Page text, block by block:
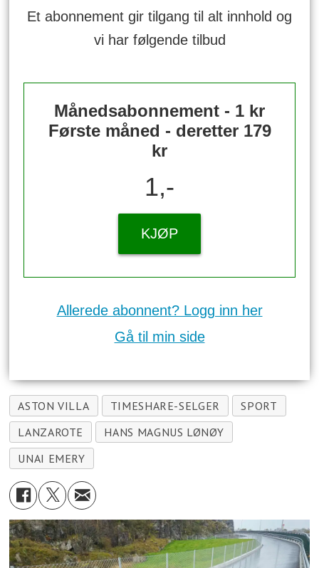
Et abonnement gir tilgang til alt innhold og
vi har følgende tilbud
Månedsabonnement - 1 kr
Første måned - deretter 179
kr
1,-
KJØP
Allerede abonnent? Logg inn her
Gå til min side
ASTON VILLA TIMESHARE-SELGER
SPORT
LANZAROTE
HANS MAGNUS LØNØY
UNAI EMERY